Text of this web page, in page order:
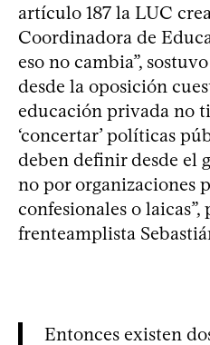
artículo 187 la LUC
Coordinadora de
eso no cambia”,
desde la oposición
educación privada no
‘concertar’ políticas
deben definir desde el
no por organizaciones
confesionales o
frenteamplista
Entonces existen